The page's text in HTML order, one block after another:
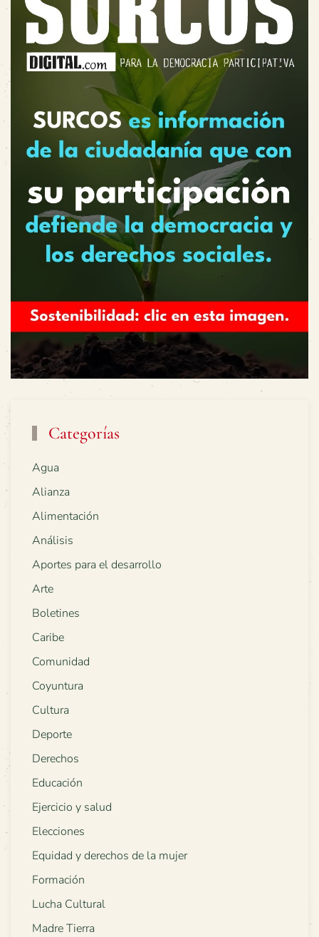
Categorías
Agua
Alianza
Alimentación
Análisis
Aportes para el desarrollo
Arte
Boletines
Caribe
Comunidad
Coyuntura
Cultura
Deporte
Derechos
Educación
Ejercicio y salud
Elecciones
Equidad y derechos de la mujer
Formación
Lucha Cultural
Madre Tierra